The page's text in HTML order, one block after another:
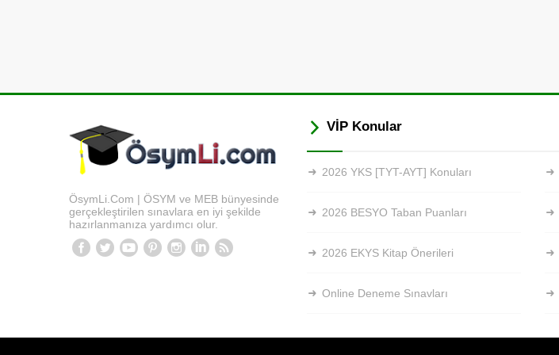
ÖsymLi.Com | ÖSYM ve MEB bünyesinde
gerçekleştirilen sınavlara en iyi şekilde
hazırlanmanıza yardımcı olur.
VİP Konular
2026 YKS [TYT-AYT] Konuları
2026 BESYO Taban Puanları
2026 EKYS Kitap Önerileri
Online Deneme Sınavları